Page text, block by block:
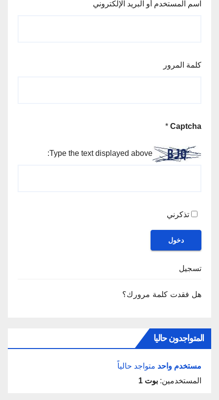
اسم المستخدم أو البريد الإلكتروني
كلمة المرور
Captcha
*
Type the text displayed above:
تذكرني
دخول
تسجيل
هل فقدت كلمة مرورك؟
المتواجدون حاليا
مستخدم واحد متواجد حالياً
المستخدمين: بوت 1